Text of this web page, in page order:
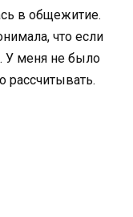
в общежитие.
что если
У меня не было
рассчитывать.